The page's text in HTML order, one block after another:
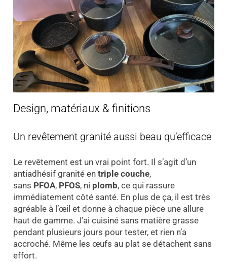
Design, matériaux & finitions
Un revêtement granité aussi beau qu’efficace
Le revêtement est un vrai point fort. Il s’agit d’un
antiadhésif granité en triple couche,
sans PFOA, PFOS, ni plomb, ce qui rassure
immédiatement côté santé. En plus de ça, il est très
agréable à l’œil et donne à chaque pièce une allure
haut de gamme. J’ai cuisiné sans matière grasse
pendant plusieurs jours pour tester, et rien n’a
accroché. Même les œufs au plat se détachent sans
effort.